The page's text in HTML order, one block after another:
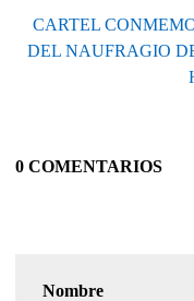
CARTEL
DEL NAUFRAGIO
0 COMENTARIOS
Nombre